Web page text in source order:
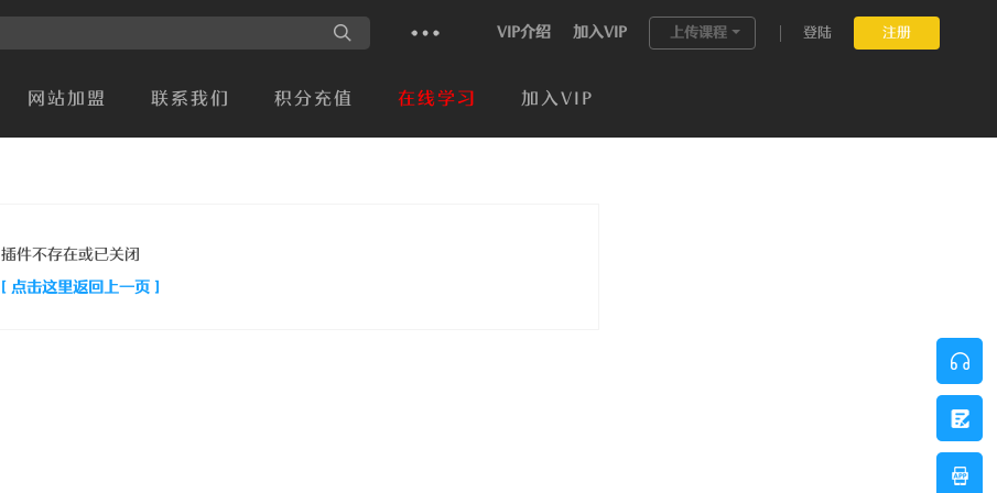
VIP介绍 加入VIP 上传课程 登陆 注册
网站加盟 联系我们 积分充值 在线学习 加入VIP
插件不存在或已关闭
[ 点击这里返回上一页 ]